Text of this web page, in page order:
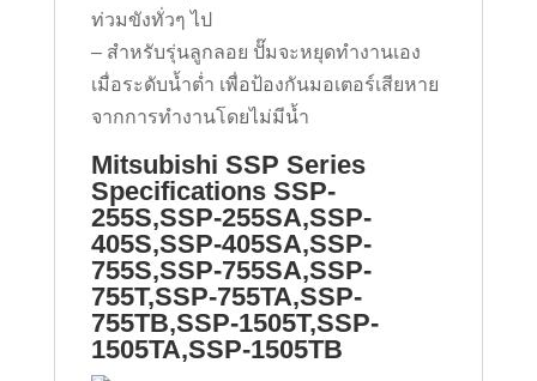
ท่วมขังทั่วๆ ไป
– สำหรับรุ่นลูกลอย ปั๊มจะหยุดทำงานเอง
เมื่อระดับน้ำต่ำ เพื่อป้องกันมอเตอร์เสียหาย
จากการทำงานโดยไม่มีน้ำ
Mitsubishi SSP Series
Specifications SSP-
255S,SSP-255SA,SSP-
405S,SSP-405SA,SSP-
755S,SSP-755SA,SSP-
755T,SSP-755TA,SSP-
755TB,SSP-1505T,SSP-
1505TA,SSP-1505TB